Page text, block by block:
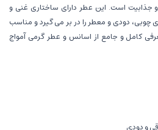
جذابیت است. این عطر دارای ساختاری غنی و
چوبی، دودی و معطر را در بر می گیرد و مناسب
کامل و جامع از اسانس و عطر گرمی آمواج
و دودی